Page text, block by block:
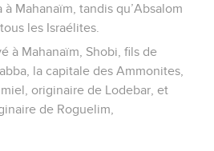
Mahanaïm, tandis qu’Absalom
les Israélites.
à Mahanaïm, Shobi, fils de
la capitale des Ammonites,
originaire de Lodebar, et
de Roguelim,